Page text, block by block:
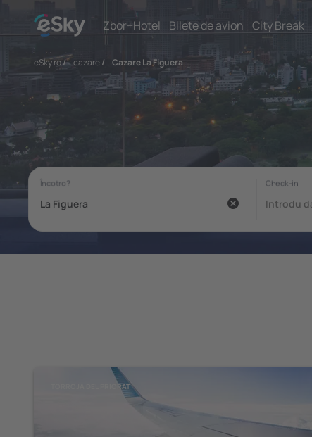
Zbor+Hotel Bilete de avion City Break
eSky.ro/ cazare/ Cazare La Figuera
TORROJA DEL PRIORAT